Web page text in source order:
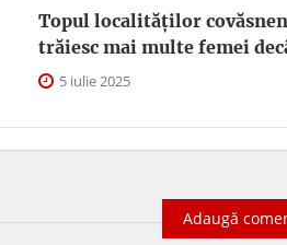
Topul localităților
trăiesc mai multe femei
5 iulie 2025
Adaugă